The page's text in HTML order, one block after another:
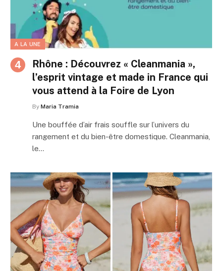
A LA UNE
Rhône : Découvrez « Cleanmania »,
l’esprit vintage et made in France qui
vous attend à la Foire de Lyon
By Maria Tramia
Une bouffée d’air frais souffle sur l’univers du
rangement et du bien-être domestique. Cleanmania,
le…